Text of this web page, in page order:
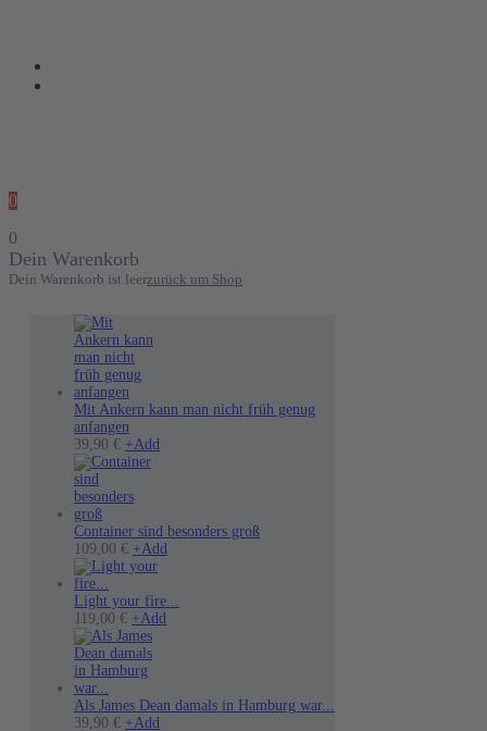
0
0
Dein Warenkorb
Dein Warenkorb ist leerzurück um Shop
Mit Ankern kann man nicht früh genug
anfangen
39,90 € +Add
auf.
Die
auf
der
Container sind besonders groß
109,00 € +Add
auf
Light your fire...
119,00 € +Add
auf.
Als James Dean damals in Hamburg war...
39,90 € +Add